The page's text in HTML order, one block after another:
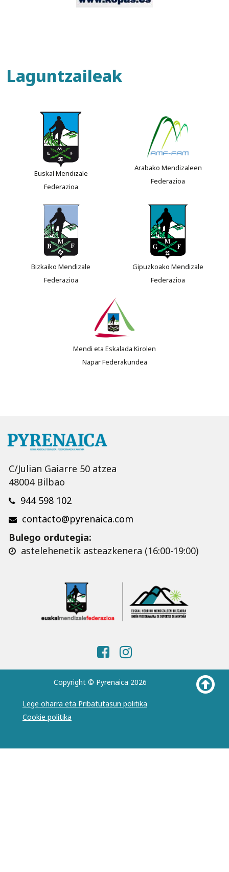
Laguntzaileak
Euskal Mendizale
Federazioa
Arabako Mendizaleen
Federazioa
Bizkaiko Mendizale
Federazioa
Gipuzkoako Mendizale
Federazioa
Mendi eta Eskalada Kirolen
Napar Federakundea
C/Julian Gaiarre 50 atzea
48004 Bilbao
944 598 102
contacto@pyrenaica.com
Bulego ordutegia:
astelehenetik asteazkenera (16:00-19:00)
Copyright © Pyrenaica 2026
Lege oharra eta Pribatutasun politika
Cookie politika